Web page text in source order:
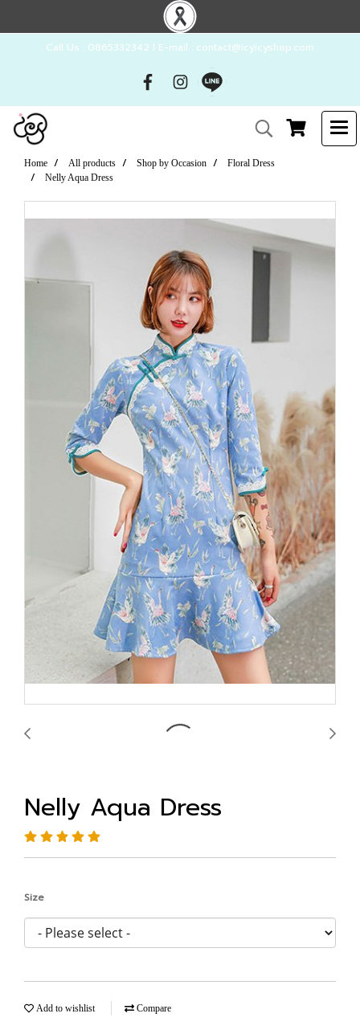
Call Us : 0865332342 l E-mail : contact@icyicyshop.com
Home All products Shop by Occasion
Floral Dress
Nelly Aqua Dress
Nelly Aqua Dress
Size
Add to wishlist Compare